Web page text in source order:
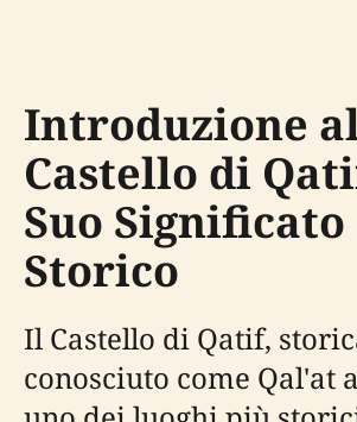
Introduzione
Castello di
Suo Significato
Storico
Il Castello di Qatif,
conosciuto come Qal'at